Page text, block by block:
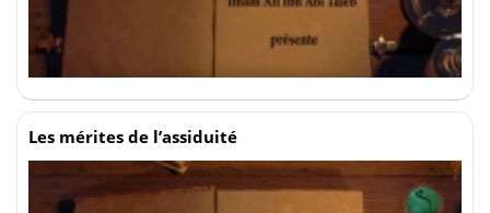
Les mérites de l’assiduité